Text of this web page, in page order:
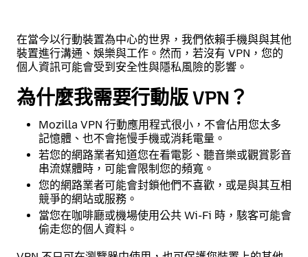
在當今以行動裝置為中心的世界，我們依賴手機與與其他
裝置進行溝通、娛樂與工作。然而，若沒有 VPN，您的
個人資訊可能會受到安全性與隱私風險的影響。
為什麼我需要行動版 VPN？
Mozilla VPN 行動應用程式很小，不會佔用您太多
記憶體、也不會拖慢手機或消耗電量。
若您的網路業者知道您在看電影、聽音樂或觀賞影音
串流媒體時，可能會限制您的頻寬。
您的網路業者可能會封鎖他們不喜歡，或是與其互相
競爭的網站或服務。
當您在咖啡廳或機場使用公共 Wi-Fi 時，駭客可能會
偷走您的個人資料。